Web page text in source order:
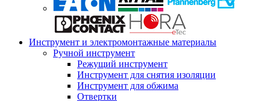
Инструмент и электромонтажные материалы
Ручной инструмент
Режущий инструмент
Инструмент для снятия изоляции
Инструмент для обжима
Отвертки